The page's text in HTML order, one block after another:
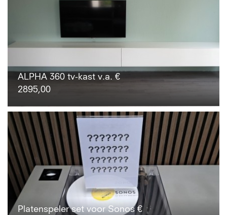
ALPHA 360 tv-kast v.a. €
2895,00
Platenspeler set voor Sonos €